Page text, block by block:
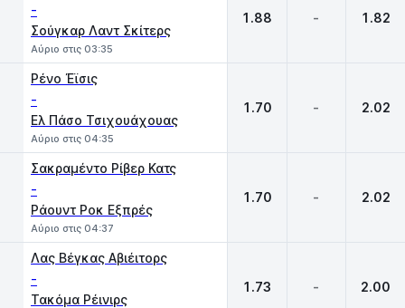
-
Σούγκαρ Λαντ Σκίτερς
Αύριο στις 03:35
1.88 - 1.82
Ρένο Έϊσις
-
Ελ Πάσο Τσιχουάχουας
Αύριο στις 04:35
1.70 - 2.02
Σακραμέντο Ρίβερ Κατς
-
Ράουντ Ροκ Εξπρές
Αύριο στις 04:37
1.70 - 2.02
Λας Βέγκας Αβιέιτορς
-
Τακόμα Ρέινιρς
1.73 - 2.00